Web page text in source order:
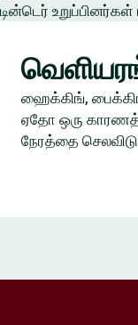
டின்டெர்
ஹைக்கிங்,
ஏதோ ஒரு
நேரத்தை